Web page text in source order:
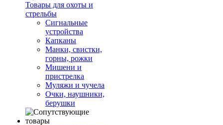
Товары для охоты и
стрельбы
Сигнальные
устройства
Капканы
Манки, свистки,
горны, рожки
Мишени и
пристрелка
Муляжи и чучела
Очки, наушники,
берушки